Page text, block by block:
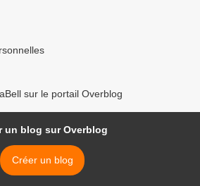
sur le portail Overblog
un blog sur Overblog
Créer un blog